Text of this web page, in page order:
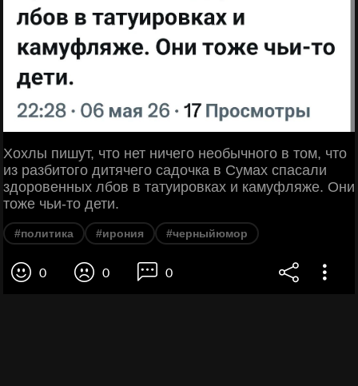
Хохлы пишут, что нет ничего необычного в том, что
из разбитого дитячего садочка в Сумах спасали
здоровенных лбов в татуировках и камуфляже. Они
тоже чьи-то дети.
#политика #ирония #черныйюмор
0 0 0